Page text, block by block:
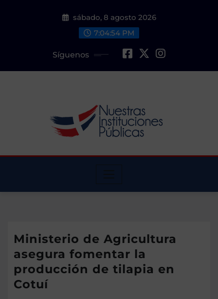
sábado, 8 agosto 2026
7:04:55 PM
Síguenos
Ministerio de Agricultura
asegura fomentar la
producción de tilapia en
Cotuí